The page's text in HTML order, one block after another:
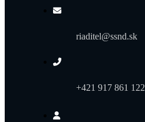
riaditel@ssnd.sk
+421 917 861 122